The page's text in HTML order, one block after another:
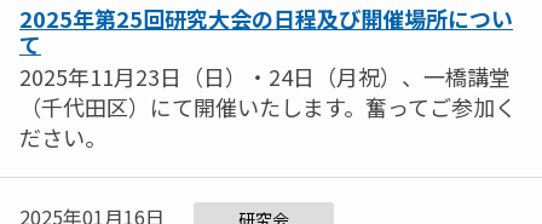
2025年第25回研究大会の日程及び開催場所につい
て
2025年11月23日（日）・24日（月祝）、一橋講堂
（千代田区）にて開催いたします。奮ってご参加く
ださい。
2025年01月16日 研究会